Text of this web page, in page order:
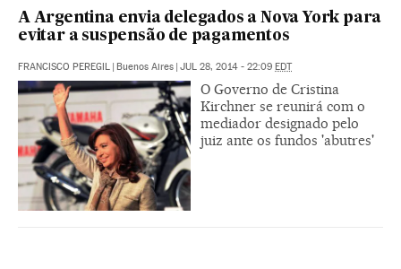
A Argentina envia delegados a Nova York para
evitar a suspensão de pagamentos
FRANCISCO PEREGIL | Buenos Aires | JUL 28, 2014 - 22:09 EDT
O Governo de Cristina
Kirchner se reunirá com o
mediador designado pelo
juiz ante os fundos 'abutres'